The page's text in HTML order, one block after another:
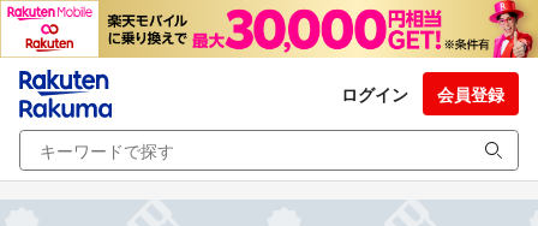
ログイン 会員登録